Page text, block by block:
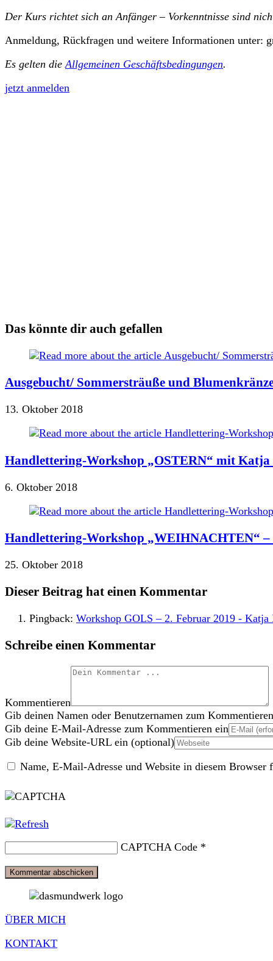
Der Kurs richtet sich an Anfänger – Vorkenntnisse sind
Anmeldung, Rückfragen und weitere Informationen unter:
Es gelten dieAllgemeinen Geschäftsbedingungen.
jetzt anmelden
Das könnte dir auch gefallen
Ausgebucht/ Sommersträuße und
13. Oktober 2018
Handlettering-Workshop „OSTERN“ mit Katja
6. Oktober 2018
Handlettering-Workshop „WEIHNACHTEN“ –
25. Oktober 2018
Dieser Beitrag hat einen Kommentar
Pingback: Workshop GOLS – 2. Februar 2019 - Katja
Schreibe einen Kommentar
Kommentieren
Gib deinen Namen oder Benutzernamen zum
Gib deine E-Mail-Adresse zum Kommentieren ein
Gib deine Website-URL ein (optional)
Name, E-Mail-Adresse und Website in diesem Browser
CAPTCHA Code *
ÜBER MICH
KONTAKT